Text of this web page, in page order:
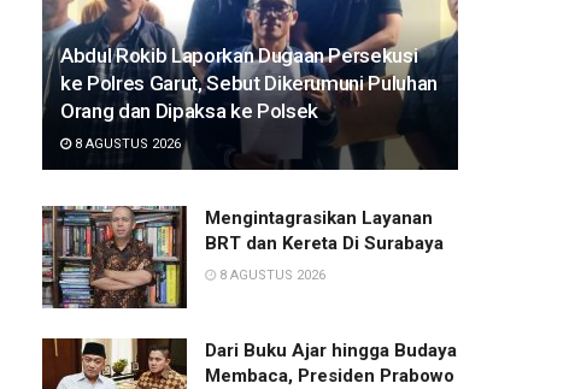
Abdul Rokib Laporkan Dugaan Persekusi
ke Polres Garut, Sebut Dikerumuni Puluhan
Orang dan Dipaksa ke Polsek
8 AGUSTUS 2026
Mengintagrasikan Layanan
BRT dan Kereta Di Surabaya
8 AGUSTUS 2026
Dari Buku Ajar hingga Budaya
Membaca, Presiden Prabowo